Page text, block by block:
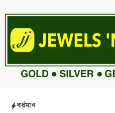
বর্ধমান